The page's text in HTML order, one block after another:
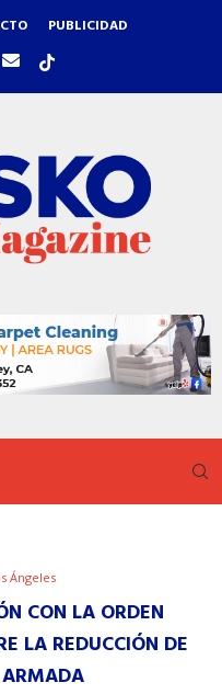
PUBLICIDAD
Ángeles
CON LA ORDEN
LA REDUCCIÓN DE